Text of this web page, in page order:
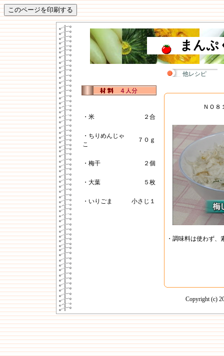
まん
他レシピ
・米 ２合
・ちりめんじゃ
こ
７０ｇ
・梅干 ２個
・大葉 ５枚
・いりごま 小さじ１
ＮＯ
・調味料は使わず
Copyright (c)